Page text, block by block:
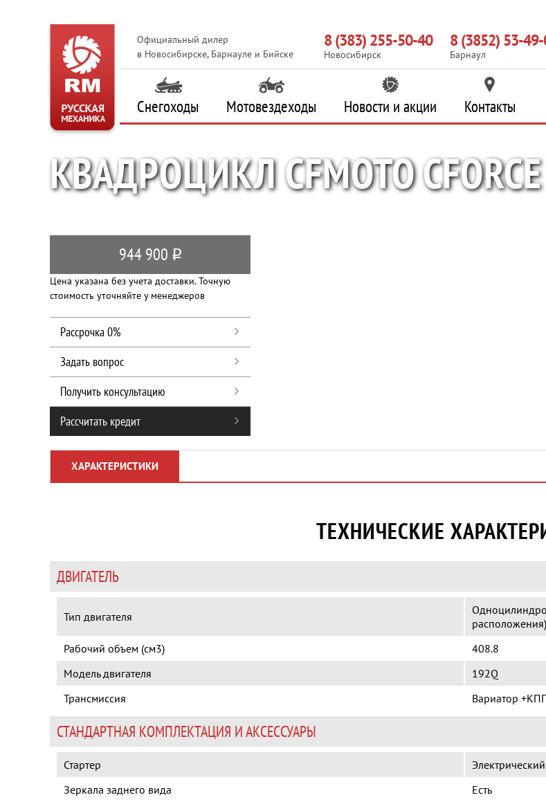
Официальный дилер
в Новосибирске, Барнауле и Бийске
8 (383) 255-50-40
Новосибирск
8 (3852) 53-
Барнаул
Снегоходы Мотовездеходы Новости и акции Контакты
КВАДРОЦИКЛ CFMOTO
944 900 q
Цена указана без учета доставки. Точную
стоимость уточняйте у менеджеров
Рассрочка 0%
Задать вопрос
Получить консультацию
Рассчитать кредит
ХАРАКТЕРИСТИКИ
ТЕХНИЧЕСКИЕ
ДВИГАТЕЛЬ
Тип двигателя
расположения)
Рабочий объем (см3)
408.8
Модель двигателя
192Q
Трансмиссия
Вариатор
СТАНДАРТНАЯ КОМПЛЕКТАЦИЯ И АКСЕССУАРЫ
Стартер
Электрический
Зеркала заднего вида
Есть